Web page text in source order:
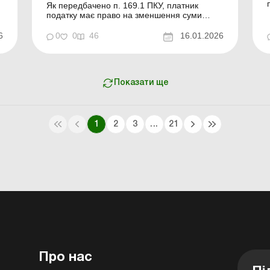
Як передбачено п. 169.1 ПКУ, платник
податку має право на зменшення суми
доходу, отримуваного від одного
роботодавця у вигляді заробітної плати, на
0 0 46 16.01.2026
Показати ще
1 2 3 ... 21
Про нас